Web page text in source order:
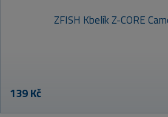
ZFISH Kbelík Z-CORE
139 Kč